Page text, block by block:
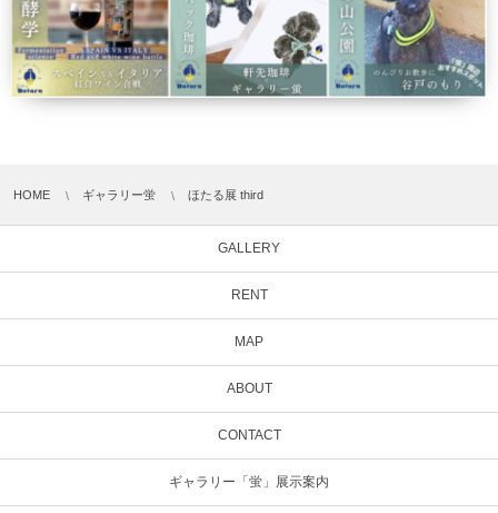
HOME ギャラリー蛍 ほたる展 third
GALLERY
RENT
MAP
ABOUT
CONTACT
ギャラリー「蛍」展示案内